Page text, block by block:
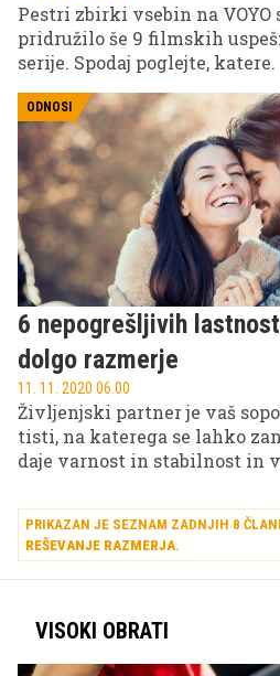
Pestri zbirki vsebin na VOYO
pridružilo še 9 filmskih
serije. Spodaj poglejte, katere.
ODNOSI
6 nepogrešljivih
dolgo razmerje
11. 11. 2020 06.00
Življenjski partner je vaš
tisti, na katerega se lahko
daje varnost in stabilnost in
delita si skupne vrednote,
izpolnjujeta potrebe. Če želite
ste prišli na pravi naslov.
PRIKAZAN JE SEZNAM ZADNJIH 8
REŠEVANJE RAZMERJA.
VISOKI OBRATI